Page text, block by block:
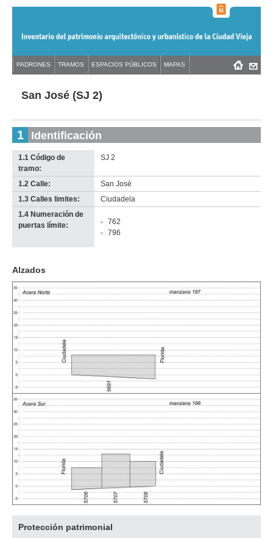
navigation
Back
topSan José (SJ 2)
1 Identificación
1.1 Código de
tramo:
SJ 2
1.2 Calle:
San José
1.3 Calles limites:
Ciudadela
1.4 Numeración de
puertas límite:
762
796
Alzados
Descargar
Protección patrimonial
Back
to Menú
PADRONES TRAMOS ESPACIOS PÚBLICOS MAPAS